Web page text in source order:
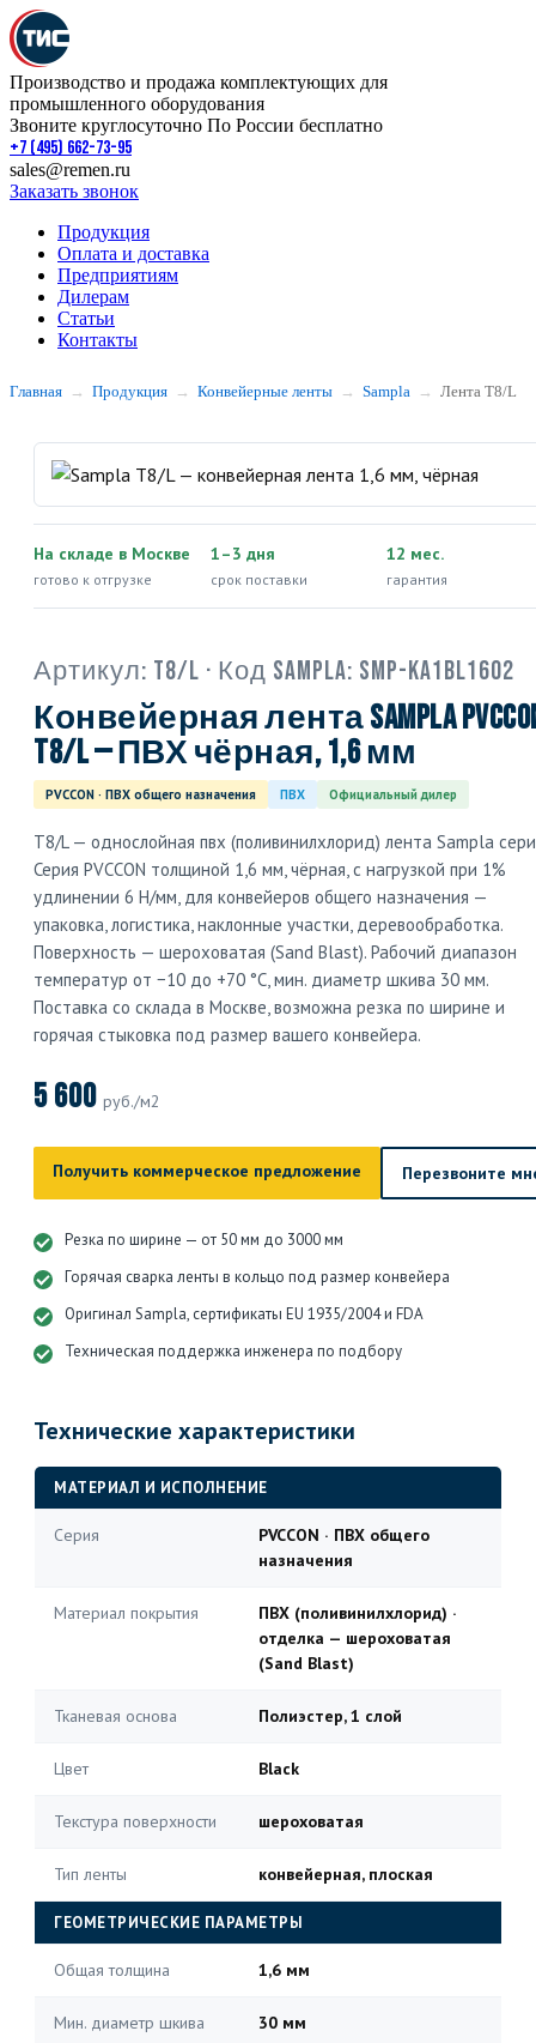
Производство и продажа комплектующих для
промышленного оборудования
Звоните круглосуточно По России бесплатно
+7 (495) 662-73-95
sales@remen.ru
Заказать звонок
Продукция
Оплата и доставка
Предприятиям
Дилерам
Статьи
Контакты
Главная Продукция Конвейерные ленты Sampla Лента T8/L
На складе в Москве
готово к отгрузке
1–3 дня
срок поставки
12 мес.
гарантия
Артикул: T8/L · Код Sampla: SMP-KA1BL1602
Конвейерная лента Sampla
T8/L — ПВХ чёрная, 1,6 мм
PVCCON · ПВХ общего назначения ПВХ Официальный дилер
T8/L — однослойная пвх (поливинилхлорид) лента Sampla
Серия PVCCON толщиной 1,6 мм, чёрная, с нагрузкой при 1%
удлинении 6 Н/мм, для конвейеров общего назначения —
упаковка, логистика, наклонные участки, деревообработка.
Поверхность — шероховатая (Sand Blast). Рабочий диапазон
температур от −10 до +70 °C, мин. диаметр шкива 30 мм.
Поставка со склада в Москве, возможна резка по ширине и
горячая стыковка под размер вашего конвейера.
5 600 руб./м2
Получить коммерческое предложение Перезвоните
Резка по ширине — от 50 мм до 3000 мм
Горячая сварка ленты в кольцо под размер конвейера
Оригинал Sampla, сертификаты EU 1935/2004 и FDA
Техническая поддержка инженера по подбору
Технические характеристики
МАТЕРИАЛ И ИСПОЛНЕНИЕ
Серия
PVCCON · ПВХ общего
назначения
Материал покрытия
ПВХ (поливинилхлорид) ·
отделка — шероховатая
(Sand Blast)
Тканевая основа Полиэстер, 1 слой
Цвет Black
Текстура поверхности шероховатая
Тип ленты конвейерная, плоская
ГЕОМЕТРИЧЕСКИЕ ПАРАМЕТРЫ
Общая толщина 1,6 мм
Мин. диаметр шкива 30 мм